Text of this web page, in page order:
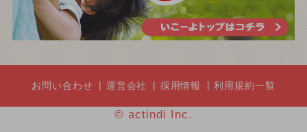
お問い合わせ 運営会社 採用情報 利用規約一覧
© actindi Inc.